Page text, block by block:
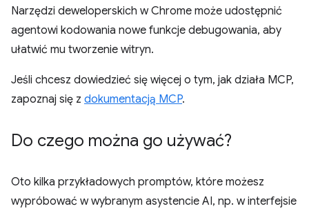
Narzędzi deweloperskich w Chrome może udostępnić
agentowi kodowania nowe funkcje debugowania, aby
ułatwić mu tworzenie witryn.
Jeśli chcesz dowiedzieć się więcej o tym, jak działa MCP,
zapoznaj się z dokumentacją MCP.
Do czego można go używać?
Oto kilka przykładowych promptów, które możesz
wypróbować w wybranym asystencie AI, np. w interfejsie